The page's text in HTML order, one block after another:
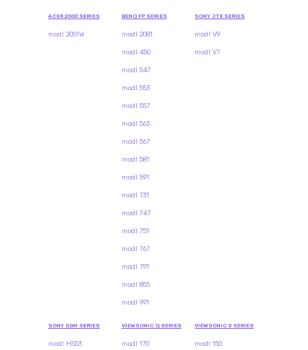
ACER 2000 SERIES
modl 2051W
BENQ FP SERIES
modl 2081
modl 450
modl 547
modl 553
modl 557
modl 563
modl 567
modl 581
modl 591
modl 731
modl 747
modl 751
modl 767
modl 791
modl 855
modl 991
SONY JTX SERIES
modl V9
modl V7
SONY SDM SERIES
modl HS53
VIEWSONIC Q SERIES
modl 170
VIEWSONIC V SERIES
modl 150